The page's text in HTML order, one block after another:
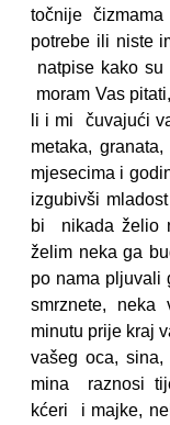
točnije
potrebe ili niste
natpise kako
moram Vas
li i mi čuvajući
metaka,
mjesecima i
izgubivši
bi nikada želio
želim neka ga
po nama pljuvali
smrznete,
minutu prije kraj
vašeg oca,
mina raznosi
kćeri i majke,